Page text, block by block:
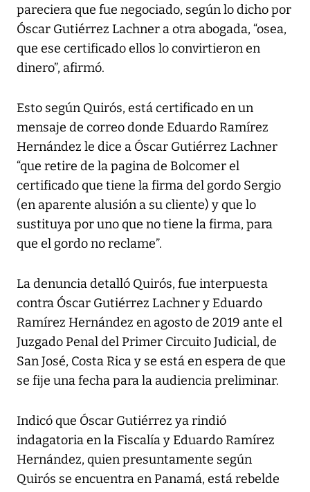
pareciera que fue negociado, según lo dicho por
Óscar Gutiérrez Lachner a otra abogada, “osea,
que ese certificado ellos lo convirtieron en
dinero”, afirmó.
Esto según Quirós, está certificado en un
mensaje de correo donde Eduardo Ramírez
Hernández le dice a Óscar Gutiérrez Lachner
“que retire de la pagina de Bolcomer el
certificado que tiene la firma del gordo Sergio
(en aparente alusión a su cliente) y que lo
sustituya por uno que no tiene la firma, para
que el gordo no reclame”.
La denuncia detalló Quirós, fue interpuesta
contra Óscar Gutiérrez Lachner y Eduardo
Ramírez Hernández en agosto de 2019 ante el
Juzgado Penal del Primer Circuito Judicial, de
San José, Costa Rica y se está en espera de que
se fije una fecha para la audiencia preliminar.
Indicó que Óscar Gutiérrez ya rindió
indagatoria en la Fiscalía y Eduardo Ramírez
Hernández, quien presuntamente según
Quirós se encuentra en Panamá, está rebelde